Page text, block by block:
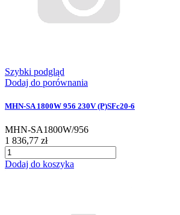
Szybki podgląd
Dodaj do porównania
MHN-SA 1800W 956 230V (P)SFc20-6
MHN-SA1800W/956
1 836,77 zł
Dodaj do koszyka